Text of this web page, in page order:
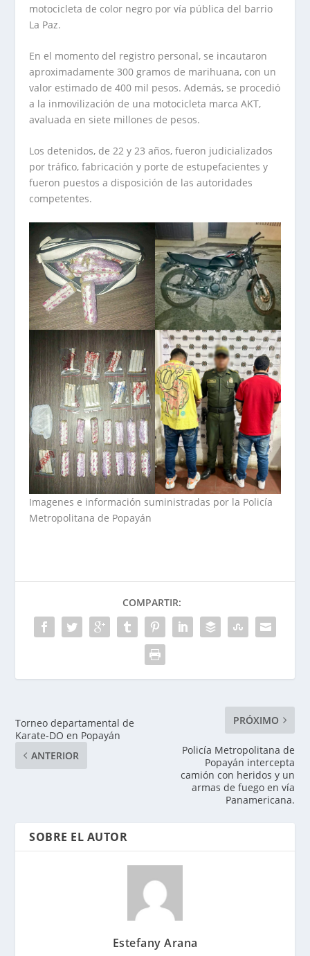
motocicleta de color negro por vía pública del barrio
La Paz.
En el momento del registro personal, se incautaron
aproximadamente 300 gramos de marihuana, con un
valor estimado de 400 mil pesos. Además, se procedió
a la inmovilización de una motocicleta marca AKT,
avaluada en siete millones de pesos.
Los detenidos, de 22 y 23 años, fueron judicializados
por tráfico, fabricación y porte de estupefacientes y
fueron puestos a disposición de las autoridades
competentes.
Imagenes e información suministradas por la Policía
Metropolitana de Popayán
COMPARTIR:
Torneo departamental de
Karate-DO en Popayán
ANTERIOR
PRÓXIMO
Policía Metropolitana de
Popayán intercepta
camión con heridos y un
armas de fuego en vía
Panamericana.
SOBRE EL AUTOR
Estefany Arana